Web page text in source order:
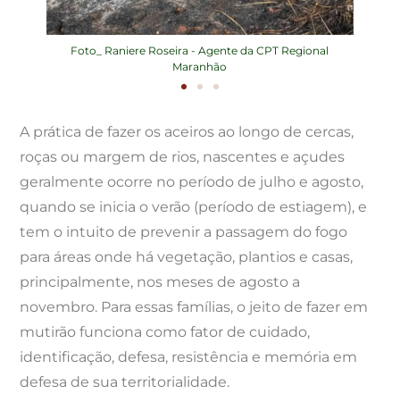
Foto_ Raniere Roseira - Agente da CPT Regional
Maranhão
A prática de fazer os aceiros ao longo de cercas,
roças ou margem de rios, nascentes e açudes
geralmente ocorre no período de julho e agosto,
quando se inicia o verão (período de estiagem), e
tem o intuito de prevenir a passagem do fogo
para áreas onde há vegetação, plantios e casas,
principalmente, nos meses de agosto a
novembro. Para essas famílias, o jeito de fazer em
mutirão funciona como fator de cuidado,
identificação, defesa, resistência e memória em
defesa de sua territorialidade.